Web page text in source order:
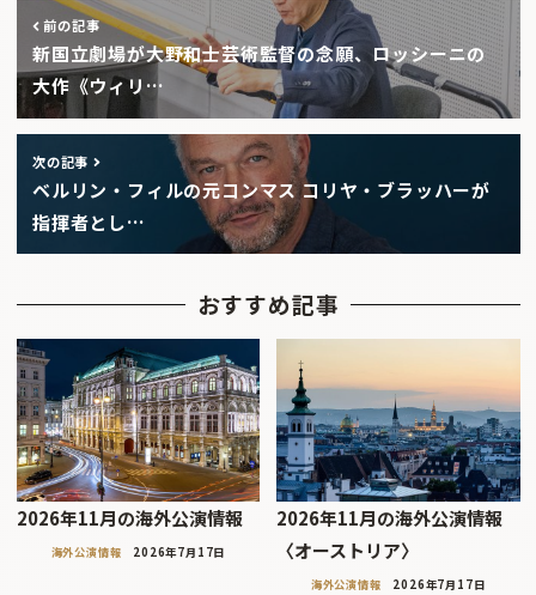
前の記事
新国立劇場が大野和士芸術監督の念願、ロッシーニの
大作《ウィリ…
次の記事
ベルリン・フィルの元コンマス コリヤ・ブラッハーが
指揮者とし…
おすすめ記事
2026年11月の海外公演情報
海外公演情報 2026年7月17日
2026年11月の海外公演情報
〈オーストリア〉
海外公演情報 2026年7月17日